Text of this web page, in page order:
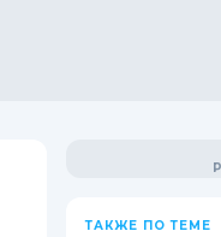
ТАКЖЕ ПО ТЕМЕ